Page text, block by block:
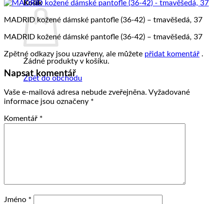
Košík
Žádné produkty v košíku.
Zpět do obchodu
MADRID kožené dámské pantofle (36-42) – tmavěšedá, 37
MADRID kožené dámské pantofle (36-42) – tmavěšedá, 37
Zpětné odkazy jsou uzavřeny, ale můžete přidat komentář .
Napsat komentář
Vaše e-mailová adresa nebude zveřejněna. Vyžadované
informace jsou označeny *
Komentář *
Jméno *